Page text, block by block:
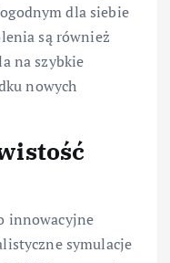
dla siebie
są również
na szybkie
nowych
innowacyjne
symulacje